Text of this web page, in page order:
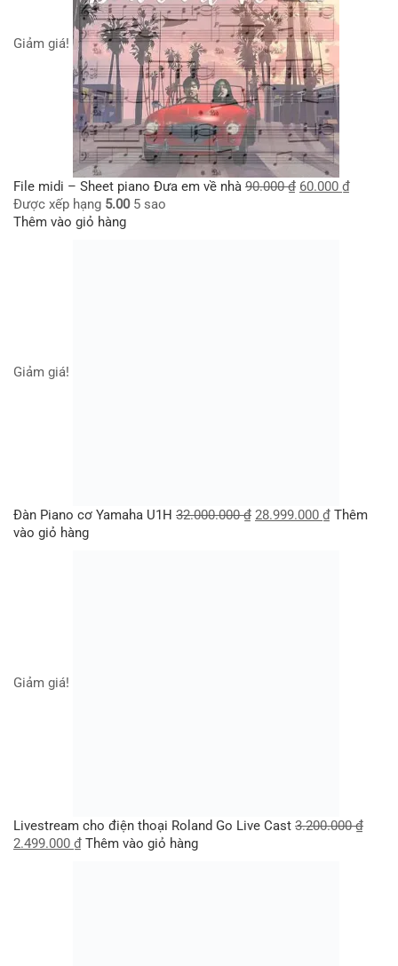
Giảm giá!
File midi – Sheet piano Đưa em về nhà 90.000₫ 60.000 ₫
Được xếp hạng 5.005 sao
Thêm vào giỏ hàng
Giảm giá!
Đàn Piano cơ Yamaha U1H 32.000.000₫ 28.999.000 ₫ Thêm
vào giỏ hàng
Giảm giá!
Livestream cho điện thoại Roland Go Live Cast 3.200.000₫
2.499.000 ₫ Thêm vào giỏ hàng